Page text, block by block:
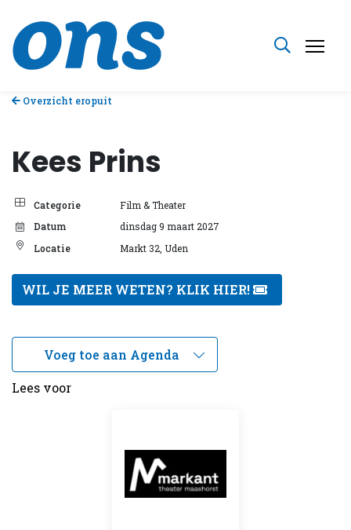
Overzicht eropuit
Kees Prins
Categorie
Film & Theater
Datum
dinsdag 9 maart 2027
Locatie
Markt 32, Uden
WIL JE MEER WETEN? KLIK HIER!
Lees voor